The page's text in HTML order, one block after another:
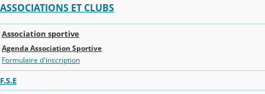
ASSOCIATIONS ET CLUBS
Association sportive
Agenda Association Sportive
Formulaire d'inscription
F.S.E